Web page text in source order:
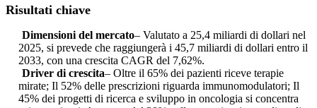
Risultati chiave
Dimensioni del mercato– Valutato a 25,4 miliardi di dollari nel
2025, si prevede che raggiungerà i 45,7 miliardi di dollari entro il
2033, con una crescita CAGR del 7,62%.
Driver di crescita– Oltre il 65% dei pazienti riceve terapie
mirate; Il 52% delle prescrizioni riguarda immunomodulatori; Il
45% dei progetti di ricerca e sviluppo in oncologia si concentra